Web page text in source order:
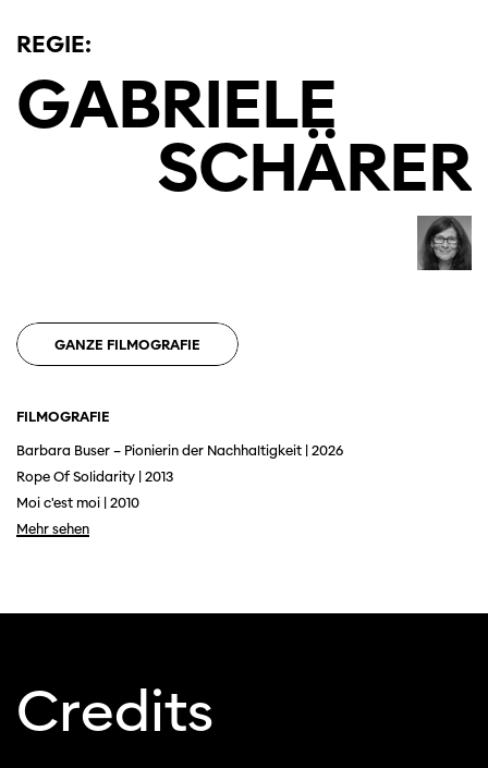
Diese Seite wird mit Internet Explorer
REGIE:
GABRIELE
SCHÄRER
GANZE FILMOGRAFIE
FILMOGRAFIE
Barbara Buser – Pionierin der Nachhaltigkeit | 2026
Rope Of Solidarity | 2013
Moi c'est moi | 2010
Mehr sehen
Credits